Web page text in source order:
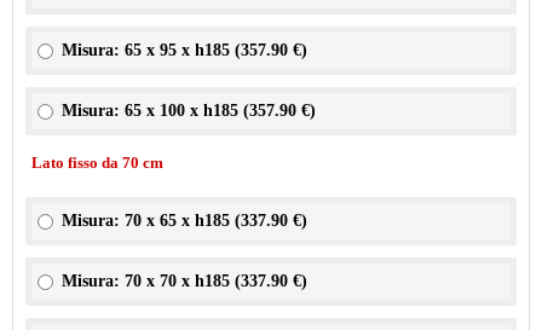
Misura: 65 x 95 x h185 (357.90 €)
Misura: 65 x 100 x h185 (357.90 €)
Lato fisso da 70 cm
Misura: 70 x 65 x h185 (337.90 €)
Misura: 70 x 70 x h185 (337.90 €)